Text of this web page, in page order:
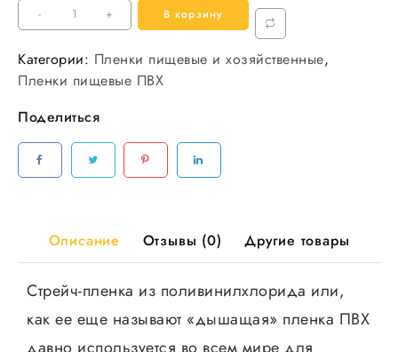
-
Количество
товара
Пленка
ПВХ
CAST
8
+ В корзину
Категории: Пленки пищевые и хозяйственные,
Пленки пищевые ПВХ
Поделиться
Описание Отзывы (0) Другие товары
Стрейч-пленка из поливинилхлорида или,
как ее еще называют «дышащая» пленка ПВХ
давно используется во всем мире для